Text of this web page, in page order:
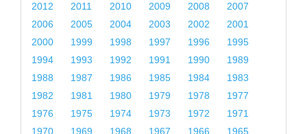
2012
2011 2010 2009 2008
2007
2006
2005 2004 2003 2002
2001
2000
1999 1998 1997 1996
1995
1994
1993 1992 1991 1990
1989
1988
1987 1986 1985 1984
1983
1982
1981 1980 1979 1978
1977
1976
1975 1974 1973 1972
1971
1970
1969 1968 1967 1966
1965